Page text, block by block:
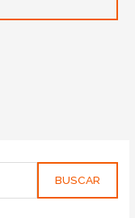
BUSCAR